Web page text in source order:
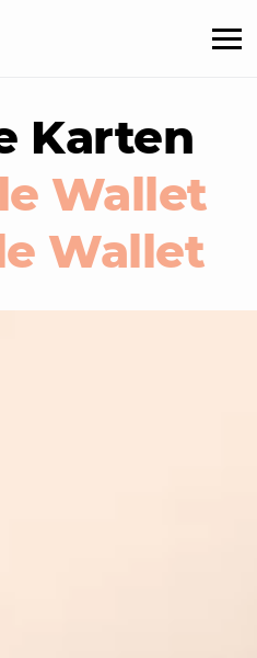
Karten
Wallet
Wallet